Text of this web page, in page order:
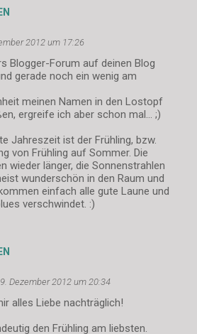
2012 um 17:26
Blogger-Forum auf deinen Blog
gerade noch ein wenig am
meinen Namen in den Lostopf
ergreife ich aber schon mal... ;)
Jahreszeit ist der Frühling, bzw.
von Frühling auf Sommer. Die
wieder länger, die Sonnenstrahlen
wunderschön in den Raum und
einfach alle gute Laune und
verschwindet. :)
Dezember 2012 um 20:34
alles Liebe nachträglich!
den Frühling am liebsten.